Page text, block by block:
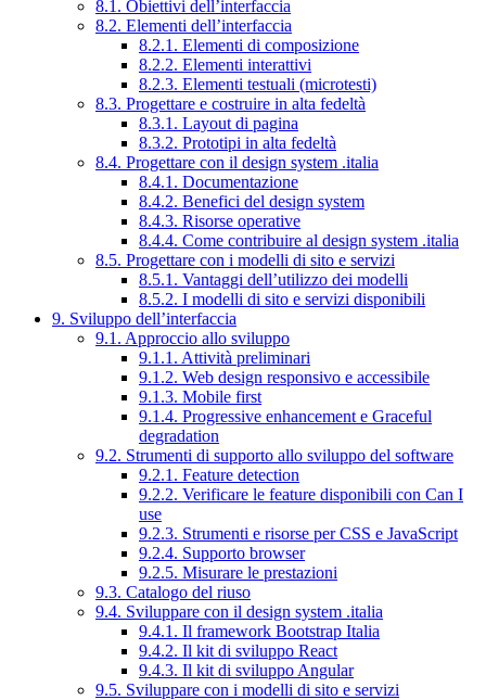
8.1. Obiettivi dell’interfaccia
8.2. Elementi dell’interfaccia
8.2.1. Elementi di composizione
8.2.2. Elementi interattivi
8.2.3. Elementi testuali (microtesti)
8.3. Progettare e costruire in alta fedeltà
8.3.1. Layout di pagina
8.3.2. Prototipi in alta fedeltà
8.4. Progettare con il design system .italia
8.4.1. Documentazione
8.4.2. Benefici del design system
8.4.3. Risorse operative
8.4.4. Come contribuire al design system .italia
8.5. Progettare con i modelli di sito e servizi
8.5.1. Vantaggi dell’utilizzo dei modelli
8.5.2. I modelli di sito e servizi disponibili
9. Sviluppo dell’interfaccia
9.1. Approccio allo sviluppo
9.1.1. Attività preliminari
9.1.2. Web design responsivo e accessibile
9.1.3. Mobile first
9.1.4. Progressive enhancement e Graceful
degradation
9.2. Strumenti di supporto allo sviluppo del software
9.2.1. Feature detection
9.2.2. Verificare le feature disponibili con Can I
use
9.2.3. Strumenti e risorse per CSS e JavaScript
9.2.4. Supporto browser
9.2.5. Misurare le prestazioni
9.3. Catalogo del riuso
9.4. Sviluppare con il design system .italia
9.4.1. Il framework Bootstrap Italia
9.4.2. Il kit di sviluppo React
9.4.3. Il kit di sviluppo Angular
9.5. Sviluppare con i modelli di sito e servizi